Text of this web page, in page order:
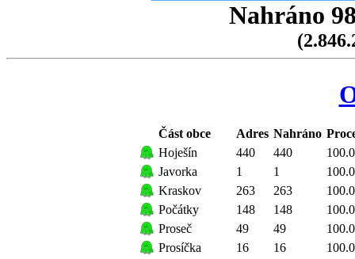
Nahráno
Část obce Adres Nahráno
Hoješín
440 440
Javorka
1 1
Kraskov
263 263
Počátky
148 148
Proseč
49 49
Prosíčka
16 16